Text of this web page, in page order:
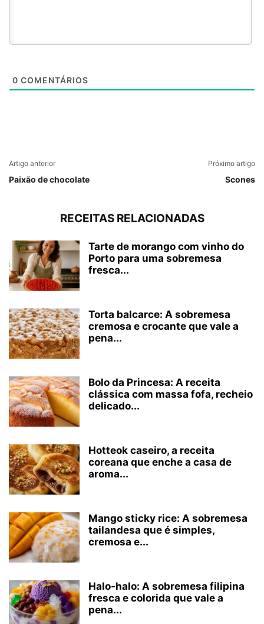
0 COMENTÁRIOS
Artigo anterior
Paixão de chocolate
Próximo artigo
Scones
RECEITAS RELACIONADAS
Tarte de morango com vinho do
Porto para uma sobremesa
fresca...
Torta balcarce: A sobremesa
cremosa e crocante que vale a
pena...
Bolo da Princesa: A receita
clássica com massa fofa, recheio
delicado...
Hotteok caseiro, a receita
coreana que enche a casa de
aroma...
Mango sticky rice: A sobremesa
tailandesa que é simples,
cremosa e...
Halo-halo: A sobremesa filipina
fresca e colorida que vale a
pena...